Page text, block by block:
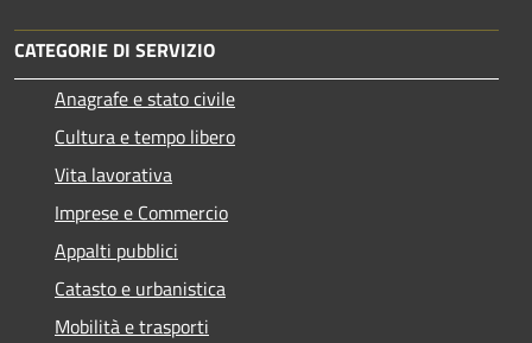
CATEGORIE DI SERVIZIO
Anagrafe e stato civile
Cultura e tempo libero
Vita lavorativa
Imprese e Commercio
Appalti pubblici
Catasto e urbanistica
Mobilità e trasporti